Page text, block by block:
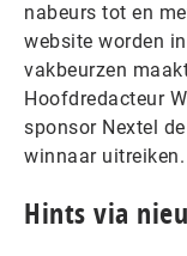
nabeurs tot en
website worden
vakbeurzen
Hoofdredacteur
sponsor Nextel
winnaar uitreiken.
Hints via